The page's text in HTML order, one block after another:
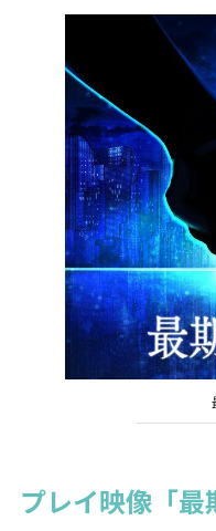
プレイ映像「最